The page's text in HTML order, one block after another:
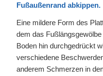
Fußaußenrand abkippen.
Eine mildere Form des
dem das
Boden hin durchgedrückt
verschiedene
anderem Schmerzen in